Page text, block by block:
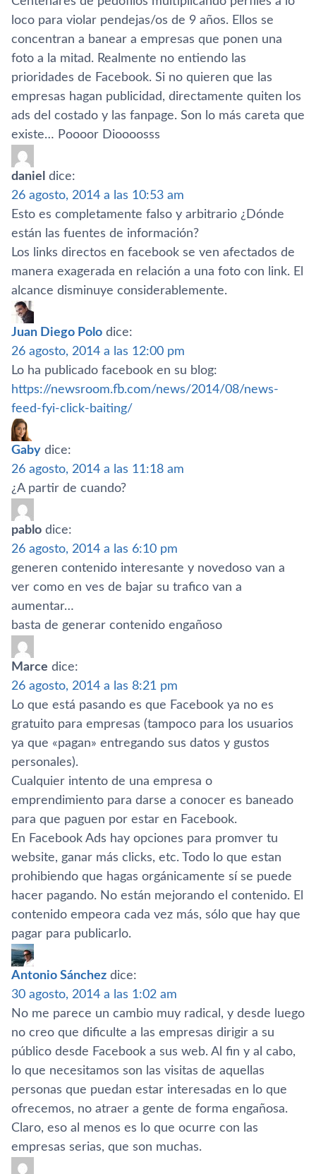
loco para violar pendejas/os de 9 años. Ellos se
concentran a banear a empresas que ponen una
foto a la mitad. Realmente no entiendo las
prioridades de Facebook. Si no quieren que las
empresas hagan publicidad, directamente quiten los
ads del costado y las fanpage. Son lo más careta que
existe… Poooor Dioooosss
daniel dice:
26 agosto, 2014 a las 10:53 am
Esto es completamente falso y arbitrario ¿Dónde
están las fuentes de información?
Los links directos en facebook se ven afectados de
manera exagerada en relación a una foto con link. El
alcance disminuye considerablemente.
Juan Diego Polo dice:
26 agosto, 2014 a las 12:00 pm
Lo ha publicado facebook en su blog:
https://newsroom.fb.com/news/2014/08/news-
feed-fyi-click-baiting/
Gaby dice:
26 agosto, 2014 a las 11:18 am
¿A partir de cuando?
pablo dice:
26 agosto, 2014 a las 6:10 pm
generen contenido interesante y novedoso van a
ver como en ves de bajar su trafico van a
aumentar…
basta de generar contenido engañoso
Marce dice:
26 agosto, 2014 a las 8:21 pm
Lo que está pasando es que Facebook ya no es
gratuito para empresas (tampoco para los usuarios
ya que «pagan» entregando sus datos y gustos
personales).
Cualquier intento de una empresa o
emprendimiento para darse a conocer es baneado
para que paguen por estar en Facebook.
En Facebook Ads hay opciones para promver tu
website, ganar más clicks, etc. Todo lo que estan
prohibiendo que hagas orgánicamente sí­ se puede
hacer pagando. No están mejorando el contenido. El
contenido empeora cada vez más, sólo que hay que
pagar para publicarlo.
Antonio Sánchez dice:
30 agosto, 2014 a las 1:02 am
No me parece un cambio muy radical, y desde luego
no creo que dificulte a las empresas dirigir a su
público desde Facebook a sus web. Al fin y al cabo,
lo que necesitamos son las visitas de aquellas
personas que puedan estar interesadas en lo que
ofrecemos, no atraer a gente de forma engañosa.
Claro, eso al menos es lo que ocurre con las
empresas serias, que son muchas.